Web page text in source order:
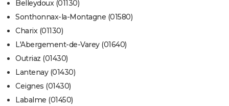
Belleydoux (01130)
Sonthonnax-la-Montagne (01580)
Charix (01130)
L'Abergement-de-Varey (01640)
Outriaz (01430)
Lantenay (01430)
Ceignes (01430)
Labalme (01450)